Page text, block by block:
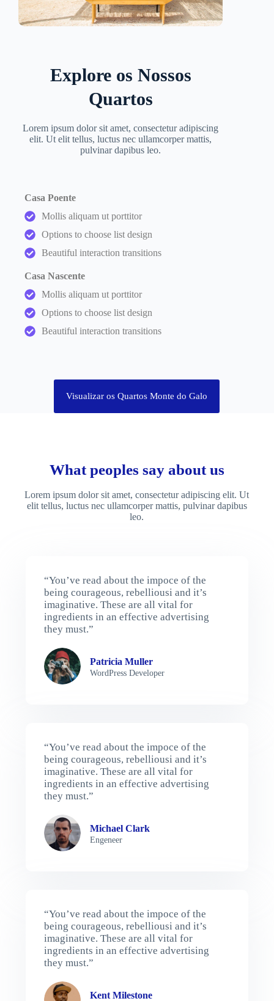
Explore os Nossos
Quartos
Lorem ipsum dolor sit amet, consectetur adipiscing
elit. Ut elit tellus, luctus nec ullamcorper mattis,
pulvinar dapibus leo.
Casa Poente
Mollis aliquam ut porttitor
Options to choose list design
Beautiful interaction transitions
Casa Nascente
Mollis aliquam ut porttitor
Options to choose list design
Beautiful interaction transitions
Visualizar os Quartos Monte do Galo
What peoples say about us
Lorem ipsum dolor sit amet, consectetur adipiscing elit. Ut
elit tellus, luctus nec ullamcorper mattis, pulvinar dapibus
leo.
“You’ve read about the impoce of the
being courageous, rebelliousi and it’s
imaginative. These are all vital for
ingredients in an effective advertising
they must.”
Patricia Muller
WordPress Developer
“You’ve read about the impoce of the
being courageous, rebelliousi and it’s
imaginative. These are all vital for
ingredients in an effective advertising
they must.”
Michael Clark
Engeneer
“You’ve read about the impoce of the
being courageous, rebelliousi and it’s
imaginative. These are all vital for
ingredients in an effective advertising
they must.”
Kent Milestone